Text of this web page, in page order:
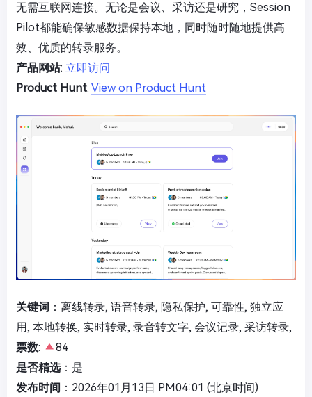
无需互联网连接。无论是会议、采访还是研究，Session
Pilot都能确保敏感数据保持本地，同时随时随地提供高
效、优质的转录服务。
产品网站: 立即访问
Product Hunt: View on Product Hunt
关键词 ：离线转录, 语音转录, 隐私保护, 可靠性, 独立应
用, 本地转换, 实时转录, 录音转文字, 会议记录, 采访转录,
票数:
84
是否精选：是
发布时间 ：2026年01月13日 PM04:01 (北京时间)